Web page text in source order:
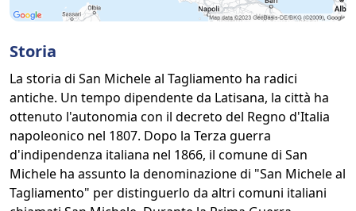
Storia
La storia di San Michele al Tagliamento ha radici
antiche. Un tempo dipendente da Latisana, la città ha
ottenuto l'autonomia con il decreto del Regno d'Italia
napoleonico nel 1807. Dopo la Terza guerra
d'indipendenza italiana nel 1866, il comune di San
Michele ha assunto la denominazione di "San Michele al
Tagliamento" per distinguerlo da altri comuni italiani